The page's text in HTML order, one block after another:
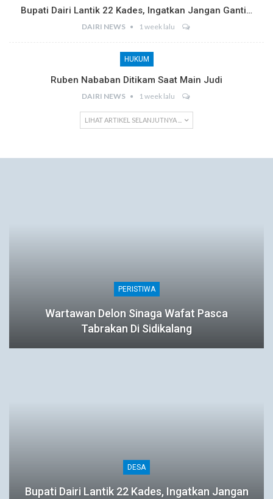
Bupati Dairi Lantik 22 Kades, Ingatkan Jangan Ganti…
DAIRI NEWS 1 week lalu
HUKUM
Ruben Nababan Ditikam Saat Main Judi
DAIRI NEWS 1 week lalu
LIHAT ARTIKEL SELANJUTNYA ...
PERISTIWA
Wartawan Delon Sinaga Wafat Pasca
Tabrakan Di Sidikalang
DESA
Bupati Dairi Lantik 22 Kades, Ingatkan Jangan